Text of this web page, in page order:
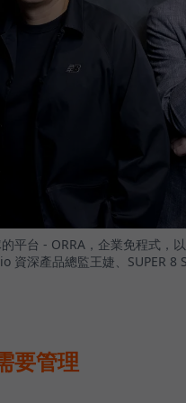
平台 - ORRA，企業免程式，
資深產品總監王婕、SUPER
要管理